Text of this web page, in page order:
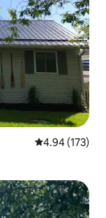
평점 4.94점(5
4.94 (173)